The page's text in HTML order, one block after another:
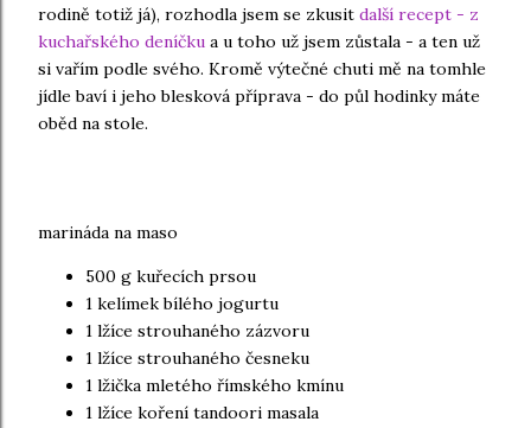
rodině totiž já), rozhodla jsem se zkusit další recept - z
kuchařského deníčku a u toho už jsem zůstala - a ten už
si vařím podle svého. Kromě výtečné chuti mě na tomhle
jídle baví i jeho blesková příprava - do půl hodinky máte
oběd na stole.
marináda na maso
500 g kuřecích prsou
1 kelímek bílého jogurtu
1 lžíce strouhaného zázvoru
1 lžíce strouhaného česneku
1 lžička mletého římského kmínu
1 lžíce koření tandoori masala